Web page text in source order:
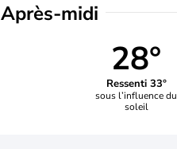
Après-midi
28°
Ressenti 33°
sous l’influence du
soleil